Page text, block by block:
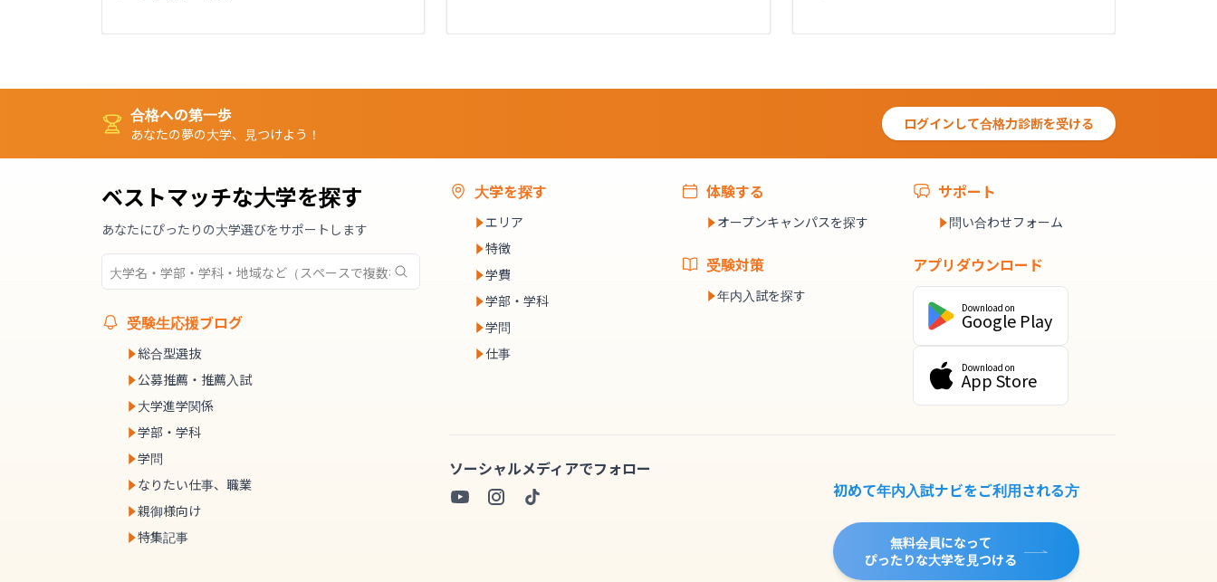
合格への第一歩
あなたの夢の大学、見つけよう！
ログインして合格力診断を受ける
ベストマッチな大学を探す
あなたにぴったりの大学選びをサポートします
受験生応援ブログ
総合型選抜
公募推薦・推薦入試
大学進学関係
学部・学科
学問
なりたい仕事、職業
親御様向け
特集記事
大学を探す
エリア
特徴
学費
学部・学科
学問
仕事
体験する
オープンキャンパスを探す
受験対策
年内入試を探す
サポート
問い合わせフォーム
アプリダウンロード
Download on
Google Play
Download on
App Store
ソーシャルメディアでフォロー
初めて年内入試ナビをご利用される方
無料会員になって
ぴったりな大学を見つける